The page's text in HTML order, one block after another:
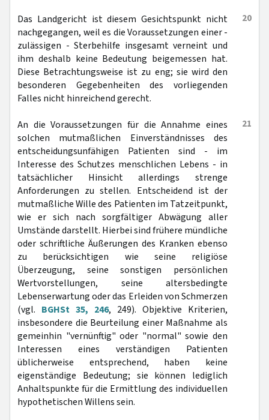
20
Das Landgericht ist diesem Gesichtspunkt nicht
nachgegangen, weil es die Voraussetzungen einer -
zulässigen - Sterbehilfe insgesamt verneint und
ihm deshalb keine Bedeutung beigemessen hat.
Diese Betrachtungsweise ist zu eng; sie wird den
besonderen Gegebenheiten des vorliegenden
Falles nicht hinreichend gerecht.
21
An die Voraussetzungen für die Annahme eines
solchen mutmaßlichen Einverständnisses des
entscheidungsunfähigen Patienten sind - im
Interesse des Schutzes menschlichen Lebens - in
tatsächlicher Hinsicht allerdings strenge
Anforderungen zu stellen. Entscheidend ist der
mutmaßliche Wille des Patienten im Tatzeitpunkt,
wie er sich nach sorgfältiger Abwägung aller
Umstände darstellt. Hierbei sind frühere mündliche
oder schriftliche Äußerungen des Kranken ebenso
zu berücksichtigen wie seine religiöse
Überzeugung, seine sonstigen persönlichen
Wertvorstellungen, seine altersbedingte
Lebenserwartung oder das Erleiden von Schmerzen
(vgl. BGHSt 35, 246, 249). Objektive Kriterien,
insbesondere die Beurteilung einer Maßnahme als
gemeinhin "vernünftig" oder "normal" sowie den
Interessen eines verständigen Patienten
üblicherweise entsprechend, haben keine
eigenständige Bedeutung; sie können lediglich
Anhaltspunkte für die Ermittlung des individuellen
hypothetischen Willens sein.